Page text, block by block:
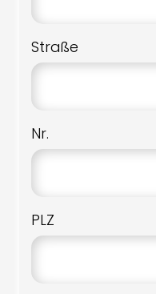
Straße
Nr.
PLZ